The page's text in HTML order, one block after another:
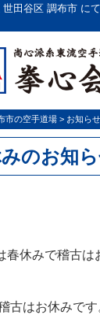
田谷区 調布市 に
市の空手道場 > お知らせ
のお知
休みで稽古は
古はお休みです